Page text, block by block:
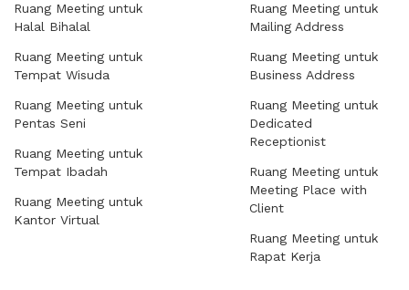
Ruang Meeting untuk
Halal Bihalal
Ruang Meeting untuk
Tempat Wisuda
Ruang Meeting untuk
Pentas Seni
Ruang Meeting untuk
Tempat Ibadah
Ruang Meeting untuk
Kantor Virtual
Ruang Meeting untuk
Mailing Address
Ruang Meeting untuk
Business Address
Ruang Meeting untuk
Dedicated
Receptionist
Ruang Meeting untuk
Meeting Place with
Client
Ruang Meeting untuk
Rapat Kerja